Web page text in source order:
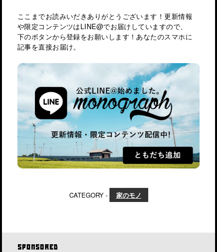
ここまでお読みいだきありがとうございます！更新情報
や限定コンテンツはLINE@でお届けしていますので、
下のボタンから登録をお願いします！あなたのスマホに
記事を直接お届け。
CATEGORY - 家のモノ
SPONSORED